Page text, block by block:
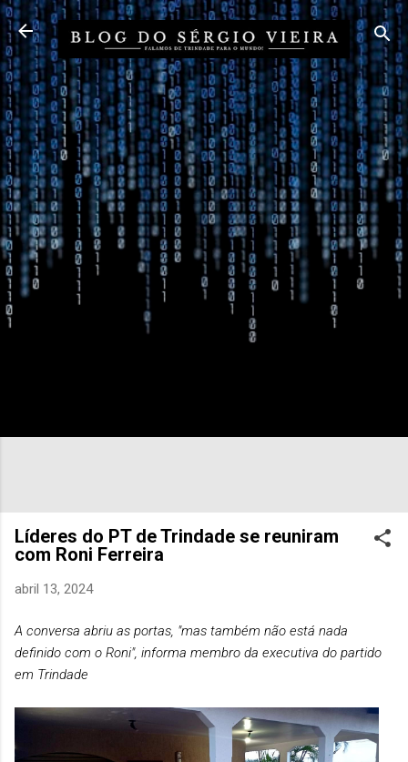
Pular para o conteúdo principal
Líderes do PT de Trindade se reuniram
com Roni Ferreira
abril 13, 2024
A conversa abriu as portas, "mas também não está nada
definido com o Roni", informa membro da executiva do partido
em Trindade